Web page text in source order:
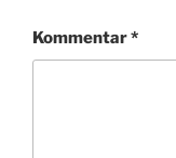
Kommentar*